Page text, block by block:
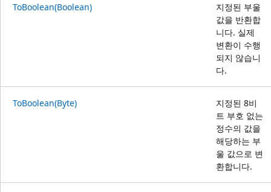
ToBoolean(Boolean)
지정된 부울
값을 반환합
니다. 실제
변환이 수행
되지 않습니
다.
ToBoolean(Byte)
지정된 8비
트 부호 없는
정수의 값을
해당하는 부
울 값으로 변
환합니다.